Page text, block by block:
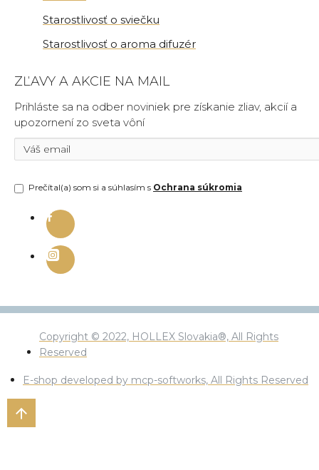
Starostlivosť o sviečku
Starostlivosť o aroma difuzér
ZĽAVY A AKCIE NA MAIL
Prihláste sa na odber noviniek pre získanie zliav, akcií a
upozornení zo sveta vôní
Prečítal(a) som si a súhlasím s Ochrana súkromia
Copyright © 2022, HOLLEX Slovakia®, All Rights
Reserved
E-shop developed by mcp-softworks, All Rights Reserved